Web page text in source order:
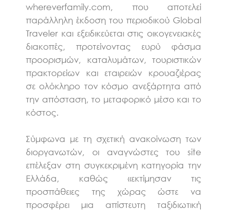
whereverfamily.com, που αποτελεί
παράλληλη έκδοση του περιοδικού Global
Traveler και εξειδικεύεται στις οικογενειακές
διακοπές, προτείνοντας ευρύ φάσμα
προορισμών, καταλυμάτων, τουριστικών
πρακτορείων και εταιρειών κρουαζιέρας
σε ολόκληρο τον κόσμο ανεξάρτητα από
την απόσταση, το μεταφορικό μέσο και το
κόστος.
Σύμφωνα με τη σχετική ανακοίνωση των
διοργανωτών, οι αναγνώστες του site
επέλεξαν στη συγκεκριμένη κατηγορία την
Ελλάδα, καθώς «εκτίμησαν τις
προσπάθειες της χώρας ώστε να
προσφέρει μια απίστευτη ταξιδιωτική